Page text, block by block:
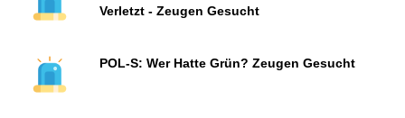
Verletzt - Zeugen Gesucht
POL-S: Wer Hatte Grün? Zeugen Gesucht